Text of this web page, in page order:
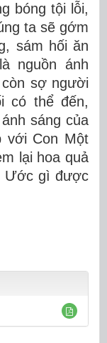
bóng tội lỗi,
ta sẽ gớm
sám hối ăn
nguồn ánh
sợ người
có thể đến,
sáng của
với Con Một
lại hoa quả
Ước gì được